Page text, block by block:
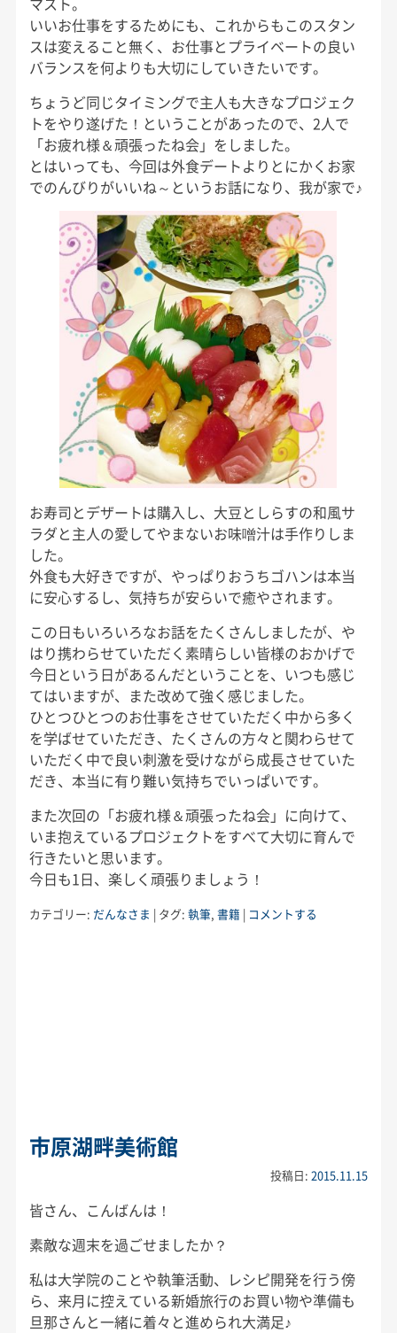
いいお仕事をするためにも、これからもこのスタン
スは変えること無く、お仕事とプライベートの良い
バランスを何よりも大切にしていきたいです。
ちょうど同じタイミングで主人も大きなプロジェク
トをやり遂げた！ということがあったので、2人で
「お疲れ様＆頑張ったね会」をしました。
とはいっても、今回は外食デートよりとにかくお家
でのんびりがいいね～というお話になり、我が家で♪
お寿司とデザートは購入し、大豆としらすの和風サ
ラダと主人の愛してやまないお味噌汁は手作りしま
した。
外食も大好きですが、やっぱりおうちゴハンは本当
に安心するし、気持ちが安らいで癒やされます。
この日もいろいろなお話をたくさんしましたが、や
はり携わらせていただく素晴らしい皆様のおかげで
今日という日があるんだということを、いつも感じ
てはいますが、また改めて強く感じました。
ひとつひとつのお仕事をさせていただく中から多く
を学ばせていただき、たくさんの方々と関わらせて
いただく中で良い刺激を受けながら成長させていた
だき、本当に有り難い気持ちでいっぱいです。
また次回の「お疲れ様＆頑張ったね会」に向けて、
いま抱えているプロジェクトをすべて大切に育んで
行きたいと思います。
今日も1日、楽しく頑張りましょう！
カテゴリー: だんなさま | タグ: 執筆 書籍 | コメントする
市原湖畔美術館
投稿日:2015.11.15
皆さん、こんばんは！
素敵な週末を過ごせましたか？
私は大学院のことや執筆活動、レシピ開発を行う傍
ら、来月に控えている新婚旅行のお買い物や準備も
旦那さんと一緒に着々と進められ大満足♪